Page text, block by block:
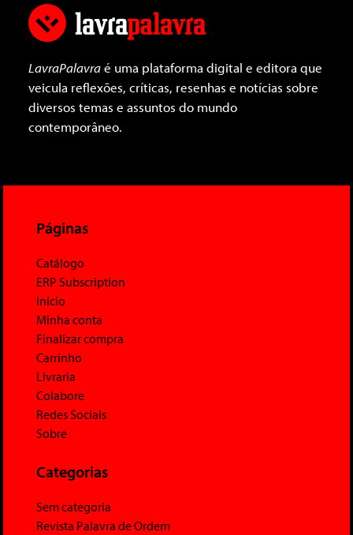
LavraPalavraé uma plataforma digital e editora que
veicula reflexões, críticas, resenhas e notícias sobre
diversos temas e assuntos do mundo
contemporâneo.
Páginas
Catálogo
ERP Subscription
Início
Minha conta
Finalizar compra
Carrinho
Livraria
Colabore
Redes Sociais
Sobre
Categorias
Sem categoria
Revista Palavra de Ordem